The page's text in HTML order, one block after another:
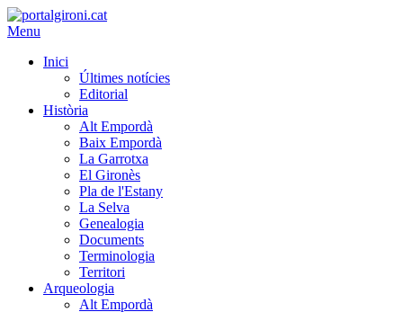
Menu
Inici
Últimes notícies
Editorial
Història
Alt Empordà
Baix Empordà
La Garrotxa
El Gironès
Pla de l'Estany
La Selva
Genealogia
Documents
Terminologia
Territori
Arqueologia
Alt Empordà